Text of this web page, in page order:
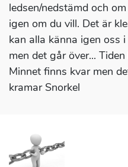
ledsen/nedstämd och
igen om du vill. Det är
kan alla känna igen oss
men det går över...
Minnet finns kvar men
kramar Snorkel